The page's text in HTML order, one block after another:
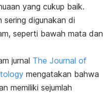
yang cukup baik.
sering digunakan di
seperti bawah mata dan
jurnal The Journal of
mengatakan bahwa
memiliki sejumlah